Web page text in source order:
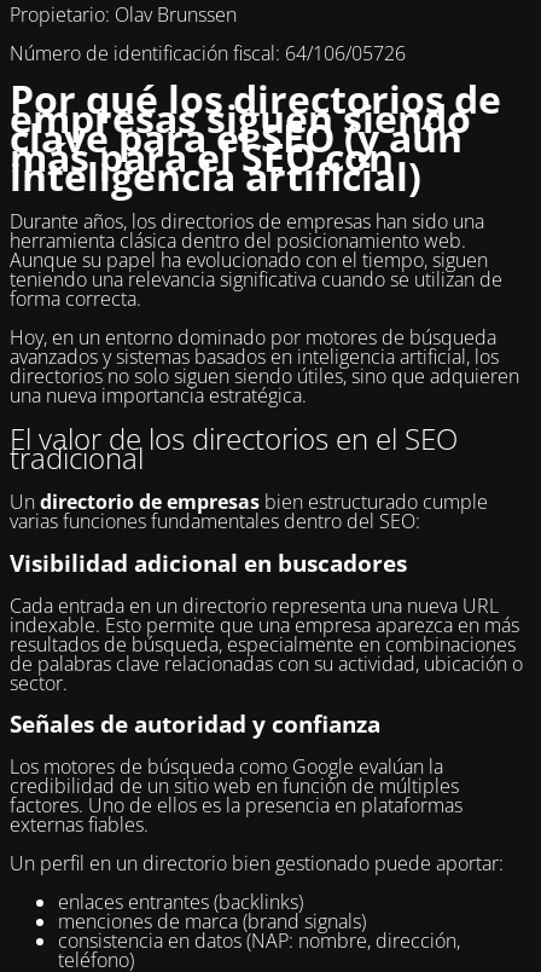
Propietario: Olav Brunssen
Número de identificación fiscal: 64/106/05726
Por qué los directorios de
empresas siguen siendo
clave para el SEO (y aún
más para el SEO con
inteligencia artificial)
Durante años, los directorios de empresas han sido una
herramienta clásica dentro del posicionamiento web.
Aunque su papel ha evolucionado con el tiempo, siguen
teniendo una relevancia significativa cuando se utilizan de
forma correcta.
Hoy, en un entorno dominado por motores de búsqueda
avanzados y sistemas basados en inteligencia artificial, los
directorios no solo siguen siendo útiles, sino que adquieren
una nueva importancia estratégica.
El valor de los directorios en el SEO
tradicional
Undirectorio de empresas bien estructurado cumple
varias funciones fundamentales dentro del SEO:
Visibilidad adicional en buscadores
Cada entrada en un directorio representa una nueva URL
indexable. Esto permite que una empresa aparezca en más
resultados de búsqueda, especialmente en combinaciones
de palabras clave relacionadas con su actividad, ubicación o
sector.
Señales de autoridad y confianza
Los motores de búsqueda como Google evalúan la
credibilidad de un sitio web en función de múltiples
factores. Uno de ellos es la presencia en plataformas
externas fiables.
Un perfil en un directorio bien gestionado puede aportar:
enlaces entrantes (backlinks)
menciones de marca (brand signals)
consistencia en datos (NAP: nombre, dirección,
teléfono)